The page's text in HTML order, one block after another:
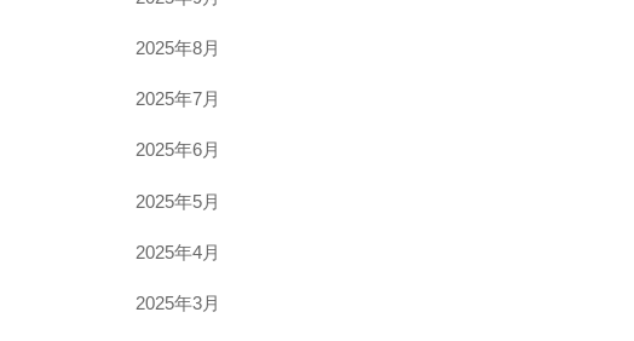
2025年8月
2025年7月
2025年6月
2025年5月
2025年4月
2025年3月